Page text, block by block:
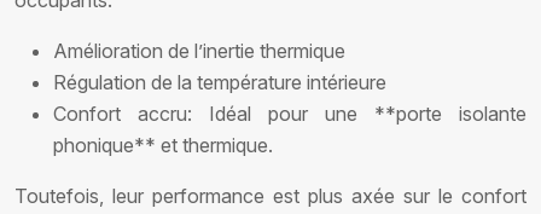
Amélioration de l’inertie thermique
Régulation de la température intérieure
Confort accru: Idéal pour une **porte isolante
phonique** et thermique.
Toutefois, leur performance est plus axée sur le confort